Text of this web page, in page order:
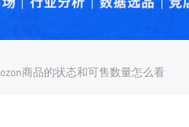
For
For
ozon商品的状态和可售数量怎么看